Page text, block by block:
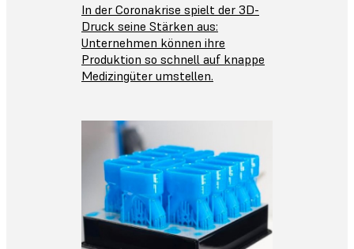
In der Coronakrise spielt der 3D-
Druck seine Stärken aus:
Unternehmen können ihre
Produktion so schnell auf knappe
Medizingüter umstellen.